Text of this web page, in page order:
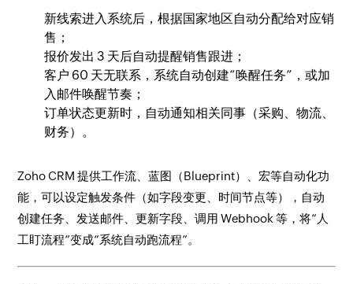
新线索进入系统后，根据国家地区自动分配给对应销
售；
报价发出 3 天后自动提醒销售跟进；
客户 60 天无联系，系统自动创建“唤醒任务”，或加
入邮件唤醒节奏；
订单状态更新时，自动通知相关同事（采购、物流、
财务）。
Zoho CRM 提供工作流、蓝图（Blueprint）、宏等自动化功
能，可以设定触发条件（如字段变更、时间节点等），自动
创建任务、发送邮件、更新字段、调用 Webhook 等，将“人
工盯流程”变成“系统自动跑流程”。